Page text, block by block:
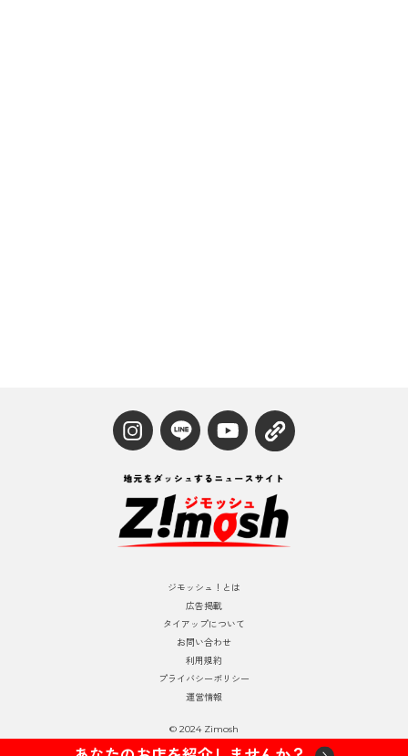
ジモッシュ！とは
広告掲載
タイアップについて
お問い合わせ
利用規約
プライバシーポリシー
運営情報
© 2024 Zimosh